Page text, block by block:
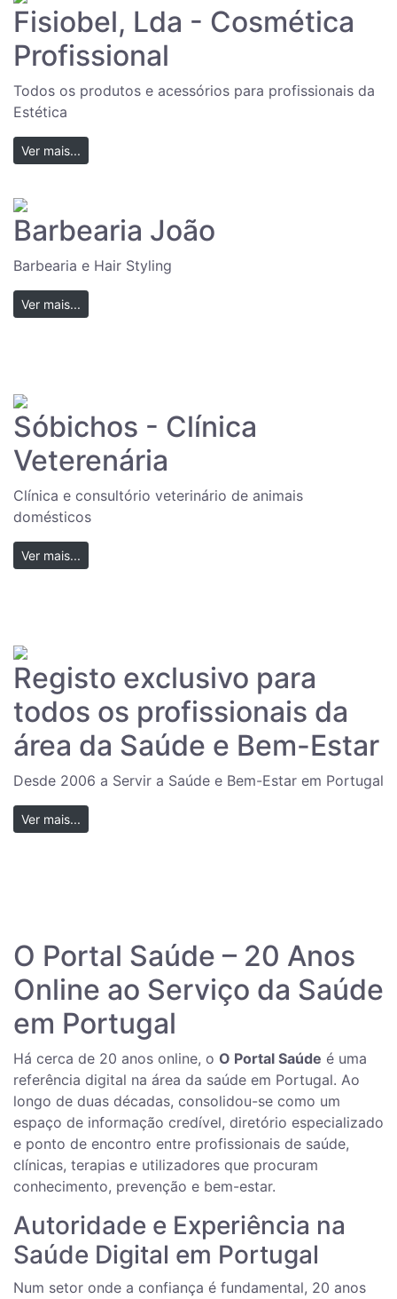
Fisiobel, Lda - Cosmética
Profissional
Todos os produtos e acessórios para profissionais da
Estética
Ver mais...
Barbearia João
Barbearia e Hair Styling
Ver mais...
Sóbichos - Clínica
Veterenária
Clínica e consultório veterinário de animais
domésticos
Ver mais...
Registo exclusivo para
todos os profissionais da
área da Saúde e Bem-Estar
Desde 2006 a Servir a Saúde e Bem-Estar em Portugal
Ver mais...
O Portal Saúde – 20 Anos
Online ao Serviço da Saúde
em Portugal
Há cerca de 20 anos online, o O Portal Saúde é uma
referência digital na área da saúde em Portugal. Ao
longo de duas décadas, consolidou-se como um
espaço de informação credível, diretório especializado
e ponto de encontro entre profissionais de saúde,
clínicas, terapias e utilizadores que procuram
conhecimento, prevenção e bem-estar.
Autoridade e Experiência na
Saúde Digital em Portugal
Num setor onde a confiança é fundamental, 20 anos